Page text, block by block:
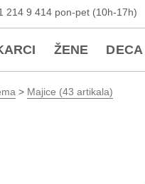
214 9 414 pon-pet (10h-17h)
ŽENE DECA
> Majice (43 artikala)